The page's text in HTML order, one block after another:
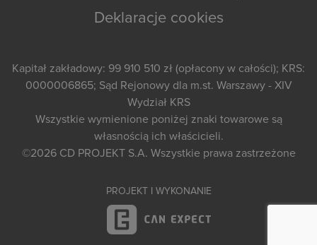
Deklaracje cookies
Kapitał zakładowy: 99 910 510 zł (opłacony w całości); KRS:
0000006865; Sąd Rejonowy dla m.st. Warszawy - XIV
Wydział KRS
Wszystkie wymienione poniżej znaki towarowe są
własnością ich właścicieli.
©2026 CD PROJEKT S.A. Wszystkie prawa zastrzeżone
PROJEKT I WYKONANIE